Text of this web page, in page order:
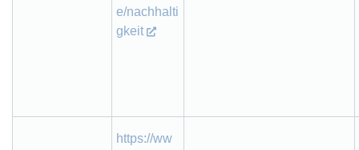
e/nachhalti
gkeit
https://ww